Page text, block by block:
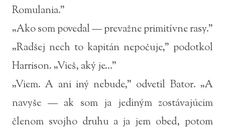
Romulania.”
„Ako som povedal — prevažne primitívne rasy.”
„Radšej nech to kapitán nepočuje,” podotkol
Harrison. „Vieš, aký je...”
„Viem. A ani iný nebude,” odvetil Bator. „A
navyše — ak som ja jediným zostávajúcim
členom svojho druhu a ja jem obed, potom